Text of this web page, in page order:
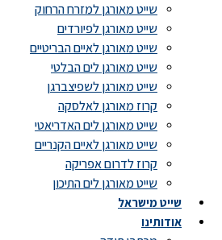
שייט מאורגן למזרח הרחוק
שייט מאורגן לפיורדים
שייט מאורגן לאיים הבריטיים
שייט מאורגן לים הבלטי
שייט מאורגן לשפיצברגן
קרוז מאורגן לאלסקה
שייט מאורגן לים האדריאטי
שייט מאורגן לאיים הקנריים
קרוז לדרום אפריקה
שייט מאורגן לים התיכון
שייט מישראל
אודותינו